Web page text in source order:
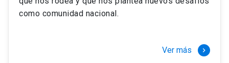
como comunidad nacional.
Ver más keyboard_arrow_right